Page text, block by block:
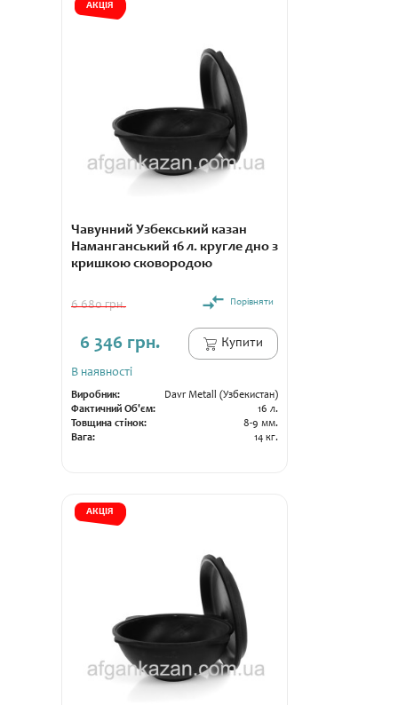
АКЦІЯ
Чавунний Узбекський казан
Наманганський 16 л. кругле дно з
кришкою сковородою
6 680 грн. Порівняти
6 346 грн. Купити
В наявності
Виробник:
Davr Metall (Узбекистан)
Фактичний Об'єм:
16 л.
Товщина стінок:
8-9 мм.
Вага:
14 кг.
АКЦІЯ